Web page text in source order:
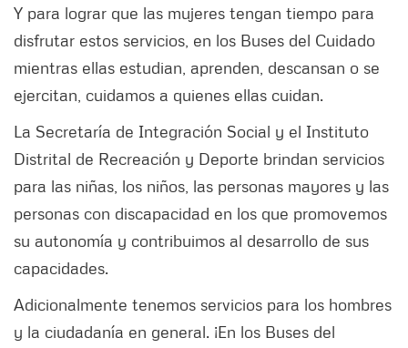
Y para lograr que las mujeres tengan tiempo para
disfrutar estos servicios, en los Buses del Cuidado
mientras ellas estudian, aprenden, descansan o se
ejercitan, cuidamos a quienes ellas cuidan.
La Secretaría de Integración Social y el Instituto
Distrital de Recreación y Deporte brindan servicios
para las niñas, los niños, las personas mayores y las
personas con discapacidad en los que promovemos
su autonomía y contribuimos al desarrollo de sus
capacidades.
Adicionalmente tenemos servicios para los hombres
y la ciudadanía en general. ¡En los Buses del